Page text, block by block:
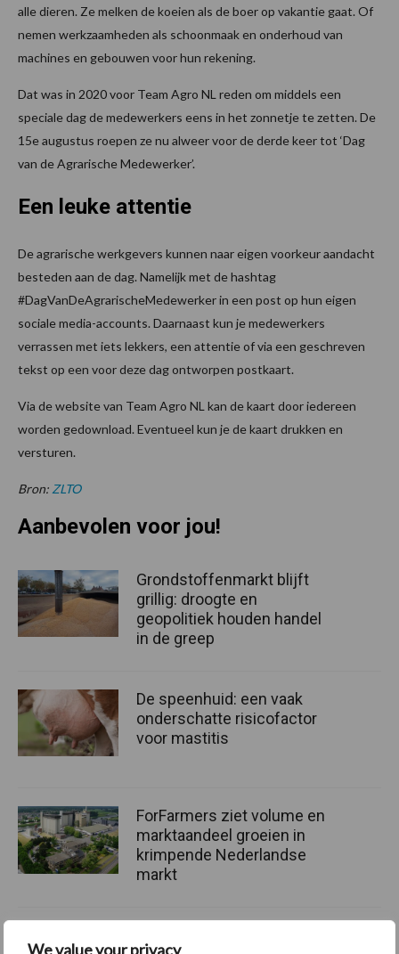
We value your privacy
alle dieren. Ze melken de koeien als de boer op vakantie gaat. Of
nemen werkzaamheden als schoonmaak en onderhoud van
machines en gebouwen voor hun rekening.
Dat was in 2020 voor Team Agro NL reden om middels een
speciale dag de medewerkers eens in het zonnetje te zetten. De
15e augustus roepen ze nu alweer voor de derde keer tot ‘Dag
van de Agrarische Medewerker’.
Een leuke attentie
De agrarische werkgevers kunnen naar eigen voorkeur aandacht
besteden aan de dag. Namelijk met de hashtag
#DagVanDeAgrarischeMedewerker in een post op hun eigen
sociale media-accounts. Daarnaast kun je medewerkers
verrassen met iets lekkers, een attentie of via een geschreven
tekst op een voor deze dag ontworpen postkaart.
Via de website van Team Agro NL kan de kaart door iedereen
worden gedownload. Eventueel kun je de kaart drukken en
versturen.
Bron: ZLTO
Aanbevolen voor jou!
Grondstoffenmarkt blijft
grillig: droogte en
geopolitiek houden handel
in de greep
De speenhuid: een vaak
onderschatte risicofactor
voor mastitis
ForFarmers ziet volume en
marktaandeel groeien in
krimpende Nederlandse
markt